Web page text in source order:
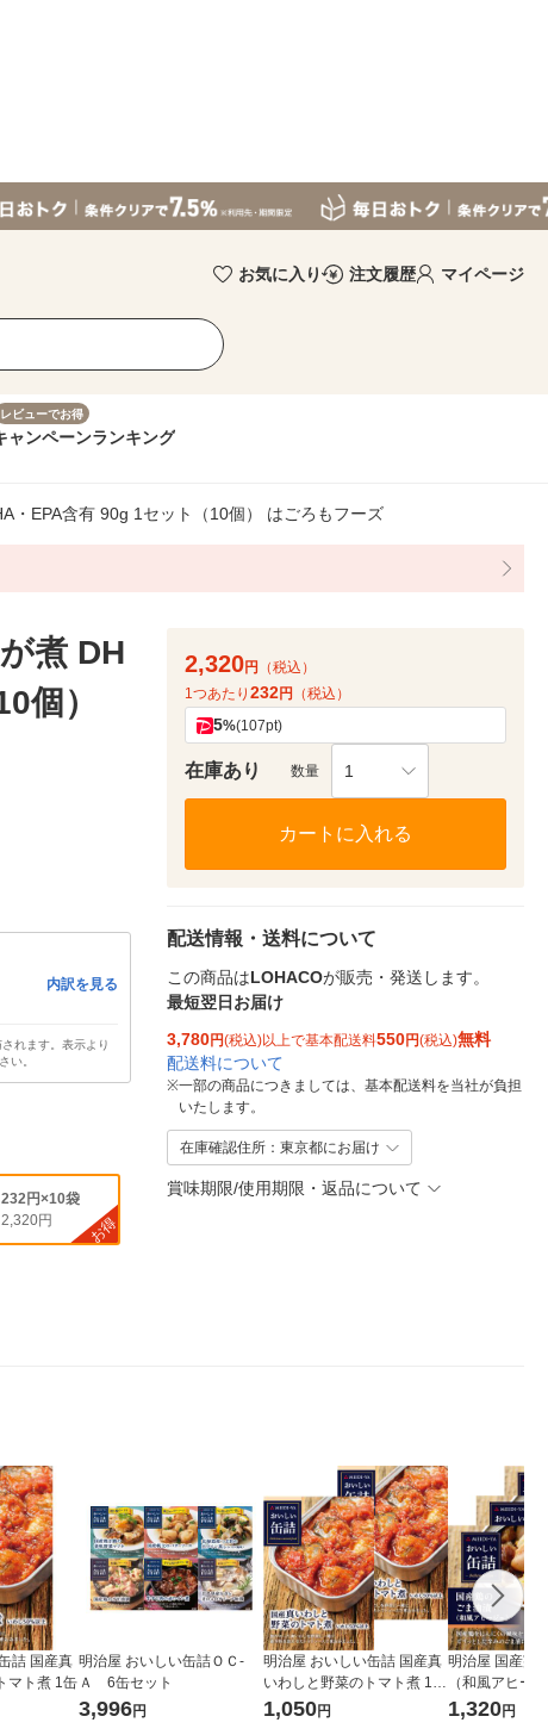
お気に入り 注文履歴 マイページ
レビューでお得
ャンペーンランキング
・EPA含有 90g 1セット（10個） はごろもフーズ
煮 DH
個）
内訳を見る
れます。表示より
い。
232円×10袋
2,320円
お得
2,320円
（税込）
1つあたり 232円 （税込）
5%(107pt)
在庫あり 数量 1
カートに入れる
配送情報・送料について
この商品はLOHACOが販売・発送します。
最短翌日お届け
3,780円(税込)以上で基本配送料550円(税込)無料
配送料について
※一部の商品につきましては、基本配送料を当社が負担
いたします。
在庫確認住所：東京都にお届け
賞味期限/使用期限・返品について
詰 国産真
マト煮 1缶
明治屋 おいしい缶詰ＯＣ‐
Ａ 6缶セット
3,996円
明治屋 おいしい缶詰 国産真
いわしと野菜のトマト煮 1セ
ット（2缶）
1,050円
明治屋 国産鶏
（和風アヒー
（3缶）
1,320円